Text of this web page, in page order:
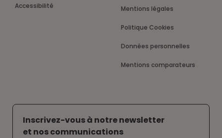
Accessibilité Mentions légales
Politique Cookies
Données personnelles
Mentions comparateurs
Inscrivez-vous à notre newsletter
et nos communications